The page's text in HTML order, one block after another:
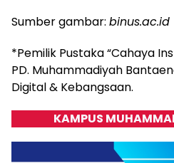
Sumber gambar: binus.ac.id
*Pemilik Pustaka “Cahaya
PD. Muhammadiyah
Digital & Kebangsaan.
KAMPUS